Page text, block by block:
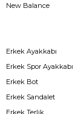
New Balance
Erkek Ayakkabı
Erkek Spor Ayakkabı
Erkek Bot
Erkek Sandalet
Erkek Terlik